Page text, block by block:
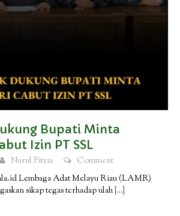
Bupati Minta
Izin PT SSL
Nurul Fitria
Comment
Lembaga Adat Melayu Riau (LAMR)
sikap tegas terhadap ulah […]